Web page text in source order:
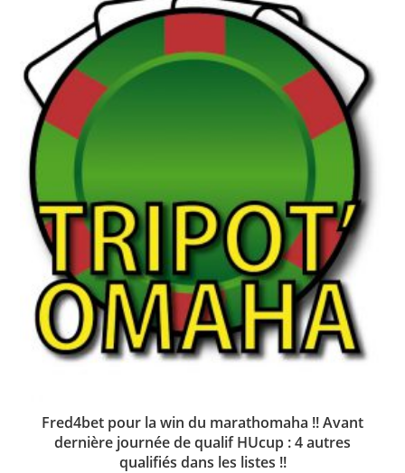
Fred4bet pour la win du marathomaha !! Avant
dernière journée de qualif HUcup : 4 autres
qualifiés dans les listes !!